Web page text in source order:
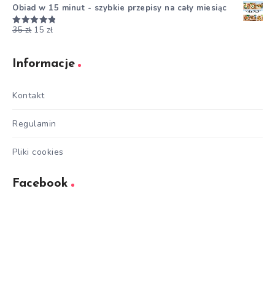
Obiad w 15 minut - szybkie przepisy na cały miesiąc
Oceniono
35zł 15 zł
Informacje
Kontakt
Regulamin
Pliki cookies
Facebook